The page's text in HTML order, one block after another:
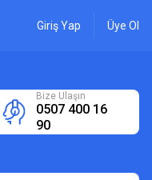
Giriş Yap Üye Ol
Bize Ulaşın
0507 400 16
90